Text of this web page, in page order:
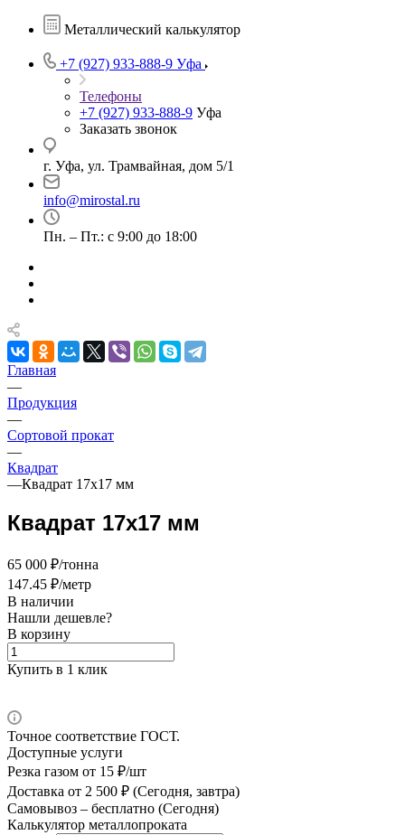
Металлический калькулятор
+7 (927) 933-888-9 Уфа
Телефоны
+7 (927) 933-888-9 Уфа
Заказать звонок
г. Уфа, ул. Трамвайная, дом 5/1
info@mirostal.ru
Пн. – Пт.: с 9:00 до 18:00
Главная
—
Продукция
—
Сортовой прокат
—
Квадрат
—Квадрат 17х17 мм
Квадрат 17х17 мм
65 000 ₽/тонна
147.45 ₽/метр
В наличии
Нашли дешевле?
В корзину
Купить в 1 клик
Точное соответствие ГОСТ.
Доступные услуги
Резка газом от 15 ₽/шт
Доставка от 2 500 ₽ (Сегодня, завтра)
Самовывоз – бесплатно (Сегодня)
Калькулятор металлопроката